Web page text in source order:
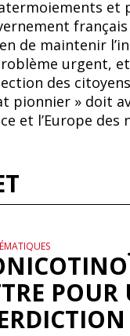
et
de maintenir
urgent,
des
pionnier » doit
et l’Europe des
POUR